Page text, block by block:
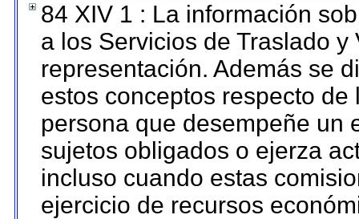
84 XIV 1 : La información
a los Servicios de Traslado
representación. Además se
estos conceptos respecto
persona que desempeñe un
sujetos obligados o ejerza
incluso cuando estas
ejercicio de recursos